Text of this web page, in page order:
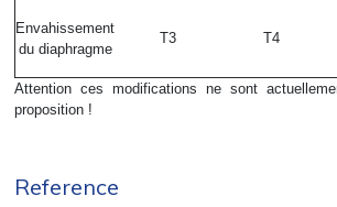
Envahissement
du diaphragme
T3 T4
Attention ces modifications ne sont
proposition !
Reference